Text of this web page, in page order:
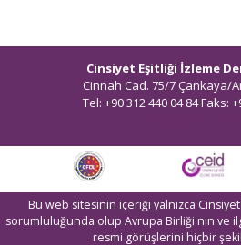
Cinsiyet Eşitliği İzleme
Cinnah Cad. 75/7 Çankaya/
Tel: +90 312 440 04 84 Faks:
Bu web sitesinin içeriği yalnızca
sorumluluğunda olup Avrupa Birliği'nin ve
resmi görüşlerini hiçbir